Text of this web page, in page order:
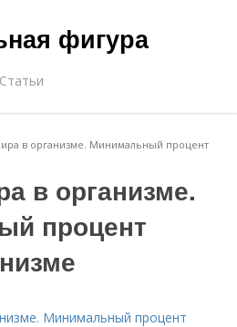
фигура
Статьи
в организме. Минимальный процент
в организме.
процент
Минимальный процент